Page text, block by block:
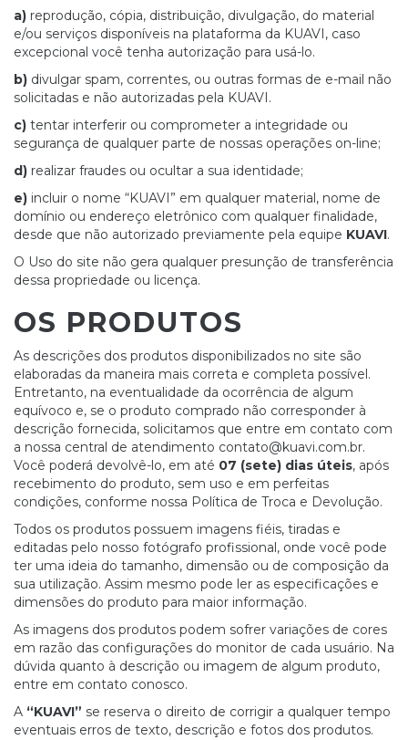
a) reprodução, cópia, distribuição, divulgação, do material
e/ou serviços disponíveis na plataforma da KUAVI, caso
excepcional você tenha autorização para usá-lo.
b) divulgar spam, correntes, ou outras formas de e-mail não
solicitadas e não autorizadas pela KUAVI.
c) tentar interferir ou comprometer a integridade ou
segurança de qualquer parte de nossas operações on-line;
d) realizar fraudes ou ocultar a sua identidade;
e) incluir o nome “KUAVI” em qualquer material, nome de
domínio ou endereço eletrônico com qualquer finalidade,
desde que não autorizado previamente pela equipe KUAVI.
O Uso do site não gera qualquer presunção de transferência
dessa propriedade ou licença.
OS PRODUTOS
As descrições dos produtos disponibilizados no site são
elaboradas da maneira mais correta e completa possível.
Entretanto, na eventualidade da ocorrência de algum
equívoco e, se o produto comprado não corresponder à
descrição fornecida, solicitamos que entre em contato com
a nossa central de atendimento contato@kuavi.com.br.
Você poderá devolvê-lo, em até 07 (sete) dias úteis, após
recebimento do produto, sem uso e em perfeitas
condições, conforme nossa Política de Troca e Devolução.
Todos os produtos possuem imagens fiéis, tiradas e
editadas pelo nosso fotógrafo profissional, onde você pode
ter uma ideia do tamanho, dimensão ou de composição da
sua utilização. Assim mesmo pode ler as especificações e
dimensões do produto para maior informação.
As imagens dos produtos podem sofrer variações de cores
em razão das configurações do monitor de cada usuário. Na
dúvida quanto à descrição ou imagem de algum produto,
entre em contato conosco.
A “KUAVI” se reserva o direito de corrigir a qualquer tempo
eventuais erros de texto, descrição e fotos dos produtos.